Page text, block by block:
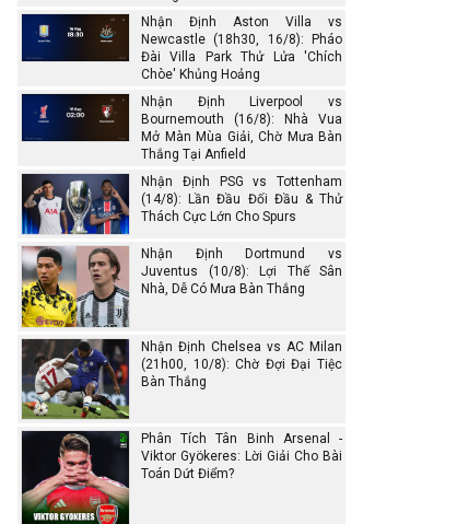
Nhận Định Aston Villa vs
Newcastle (18h30, 16/8): Pháo
Đài Villa Park Thử Lửa 'Chích
Chòe' Khủng Hoảng
Nhận Định Liverpool vs
Bournemouth (16/8): Nhà Vua
Mở Màn Mùa Giải, Chờ Mưa Bàn
Thắng Tại Anfield
Nhận Định PSG vs Tottenham
(14/8): Lần Đầu Đối Đầu & Thử
Thách Cực Lớn Cho Spurs
Nhận Định Dortmund vs
Juventus (10/8): Lợi Thế Sân
Nhà, Dễ Có Mưa Bàn Thắng
Nhận Định Chelsea vs AC Milan
(21h00, 10/8): Chờ Đợi Đại Tiệc
Bàn Thắng
Phân Tích Tân Binh Arsenal -
Viktor Gyökeres: Lời Giải Cho Bài
Toán Dứt Điểm?